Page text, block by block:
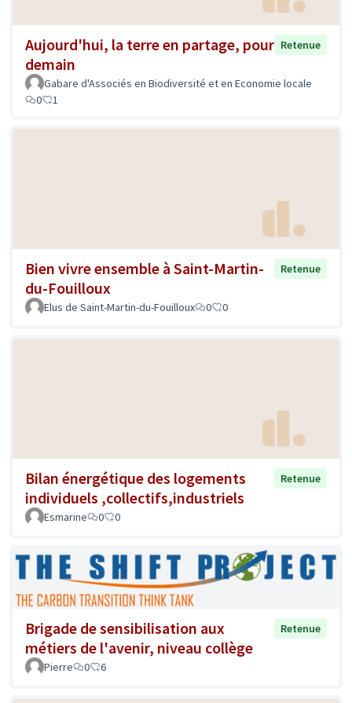
Aujourd'hui, la terre en partage, pour
demain
Retenue
Gabare d'Associés en Biodiversité et en Economie locale
0
1
Bien vivre ensemble à Saint-Martin-
du-Fouilloux
Retenue
Elus de Saint-Martin-du-Fouilloux 0 0
Bilan énergétique des logements
individuels ,collectifs,industriels
Retenue
Esmarine 0 0
Brigade de sensibilisation aux
métiers de l'avenir, niveau collège
Retenue
Pierre 0 6